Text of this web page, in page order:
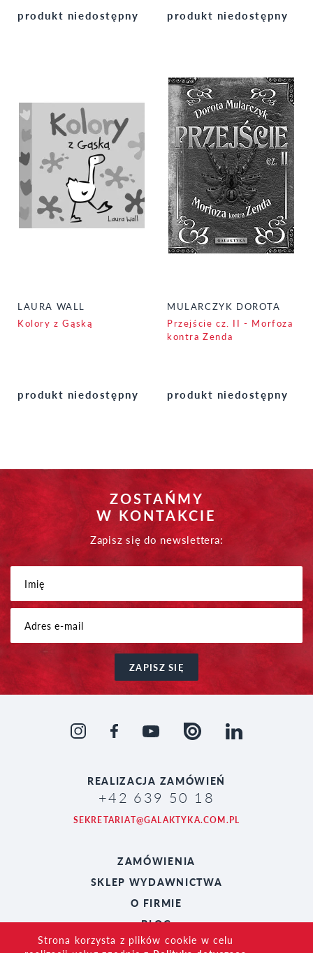
produkt niedostępny produkt niedostępny
LAURA WALL
Kolory z Gąską
produkt niedostępny
MULARCZYK DOROTA
Przejście cz. II - Morfoza
kontra Zenda
produkt niedostępny
ZOSTAŃMY
W KONTAKCIE
Zapisz się do newslettera:
ZAPISZ SIĘ
REALIZACJA ZAMÓWIEŃ
+42 639 50 18
SEKRETARIAT@GALAKTYKA.COM.PL
ZAMÓWIENIA
SKLEP WYDAWNICTWA
O FIRMIE
BLOG
Strona korzysta z plików cookie w celu